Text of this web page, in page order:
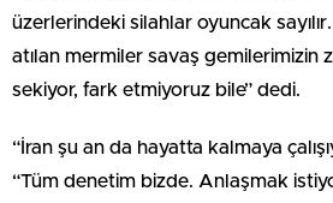
üzerlerindeki silahlar oyuncak
atılan mermiler savaş gemilerimizin
sekiyor, fark etmiyoruz bile” dedi.
“İran şu an da hayatta kalmaya
“Tüm denetim bizde. Anlaşmak